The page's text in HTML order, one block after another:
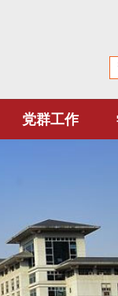
党群工作